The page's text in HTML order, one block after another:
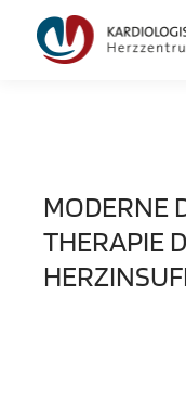
MODERNE
THERAPIE